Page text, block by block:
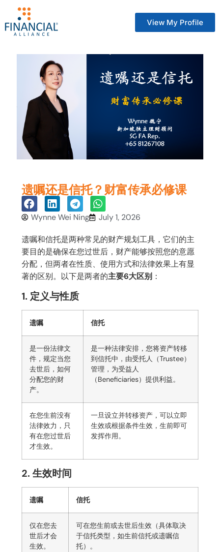
View My Profile
遗嘱还是信托？财富传承必修课
Wynne Wei Ning July 1, 2026
遗嘱和信托是两种常见的财产规划工具，它们的主
要目的是确保在您过世后，财产能够按照您的意愿
分配，但两者在性质、使用方式和法律效果上有显
著的区别。以下是两者的主要6大区别 ：
1. 定义与性质
遗嘱 信托
是一份法律文
件，规定当您
去世后，如何
分配您的财
产。
是一种法律安排，您将资产转移
到信托中，由受托人（Trustee）
管理，为受益人
（Beneficiaries）提供利益。
在您生前没有
法律效力，只
有在您过世后
才生效。
一旦设立并转移资产，可以立即
生效或根据条件生效，生前即可
发挥作用。
2. 生效时间
遗嘱 信托
仅在您去
世后才会
生效。
可在您生前或去世后生效（具体取决
于信托类型，如生前信托或遗嘱信
托）。